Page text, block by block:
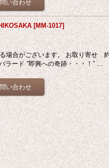
[MM-1017]
場合がございます。 お取り寄せ
ラード ”即興への奇跡・・・！” …